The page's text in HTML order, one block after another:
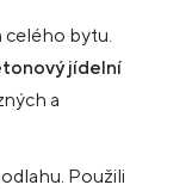
celého bytu.
jídelní
a
Použili